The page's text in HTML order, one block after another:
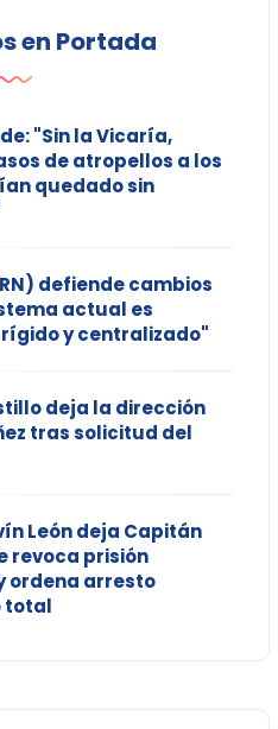
en Portada
"Sin la Vicaría,
de atropellos a los
quedado sin
defiende cambios
actual es
y centralizado"
deja la dirección
tras solicitud del
León deja Capitán
revoca prisión
ordena arresto
total